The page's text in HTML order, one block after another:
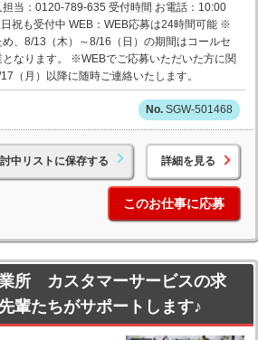
担当：0120-789-635 受付時間 お電話：10:00
祝も受付中 WEB：WEB応募は24時間可能 ※
、8/13（木）～8/16（日）の期間はコールセ
となります。 ※WEBでご応募いただいた方に関
（月）以降に随時ご連絡いたします。
SGW-501468
中リストに保存する 詳細を見る
このお仕事に応募
所 カスタマーサービスの求
輩たちがサポートします♪